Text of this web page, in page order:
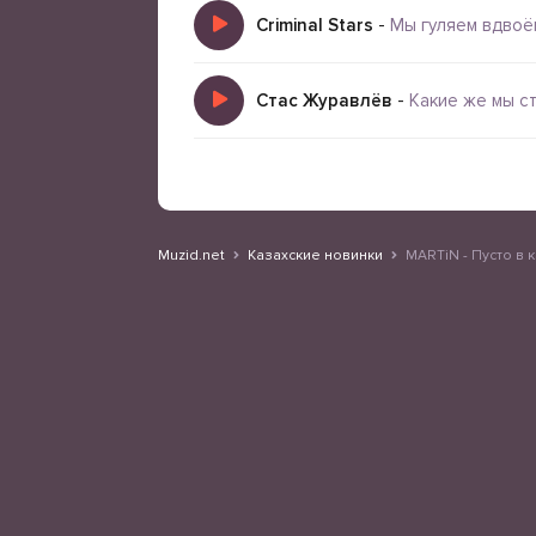
Criminal Stars - Мы гуляем
Стас Журавлёв - Какие же мы
Muzid.net Казахские новинки MARTiN - Пусто в